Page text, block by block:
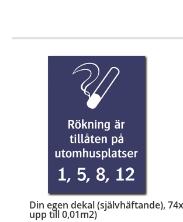
Din egen dekal (självhäftande),
upp till 0,01m2)